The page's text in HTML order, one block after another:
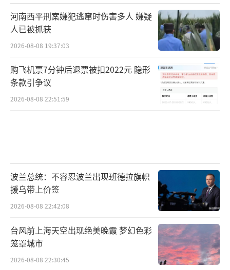
河南西平刑案嫌犯逃窜时伤害多人 嫌疑
人已被抓获
2026-08-08 19:37:03
购飞机票7分钟后退票被扣2022元 隐形
条款引争议
2026-08-08 22:51:59
波兰总统：不容忍波兰出现班德拉旗帜
援乌带上价签
2026-08-08 22:42:08
台风前上海天空出现绝美晚霞 梦幻色彩
笼罩城市
2026-08-08 22:30:45